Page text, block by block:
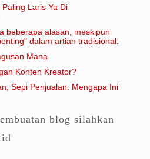
Laris Ya Di
beberapa alasan, meskipun
dalam artian tradisional:
Mana
Konten Kreator?
Sepi Penjualan: Mengapa Ini
blog silahkan